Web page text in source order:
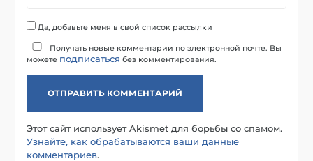
Да, добавьте меня в свой список рассылки
Получать новые комментарии по электронной почте. Вы
можете подписаться без комментирования.
Этот сайт использует Akismet для борьбы со спамом.
Узнайте, как обрабатываются ваши данные
комментариев.